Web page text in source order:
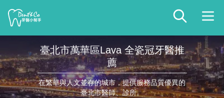
臺北市萬華區Lava 全瓷冠牙醫推
薦
在繁華與人文並存的城市，提供服務品質優異的
臺北市醫師、診所。